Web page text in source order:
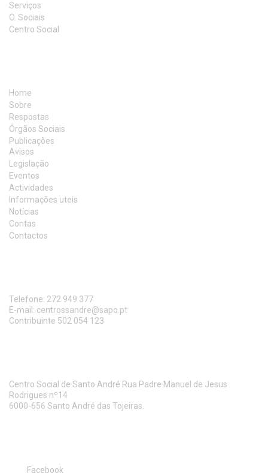
Serviços
O. Sociais
Centro Social
Home
Sobre
Respostas
Órgãos Sociais
Publicações
Avisos
Legislação
Eventos
Actividades
Informações uteis
Notícias
Contas
Contactos
Telefone: 272 949 377
E-mail: centrossandre@sapo.pt
Contribuinte 502 054 123
Centro Social de Santo André Rua Padre Manuel de Jesus
Rodrigues nº14
6000-656 Santo André das Tojeiras.
Facebook